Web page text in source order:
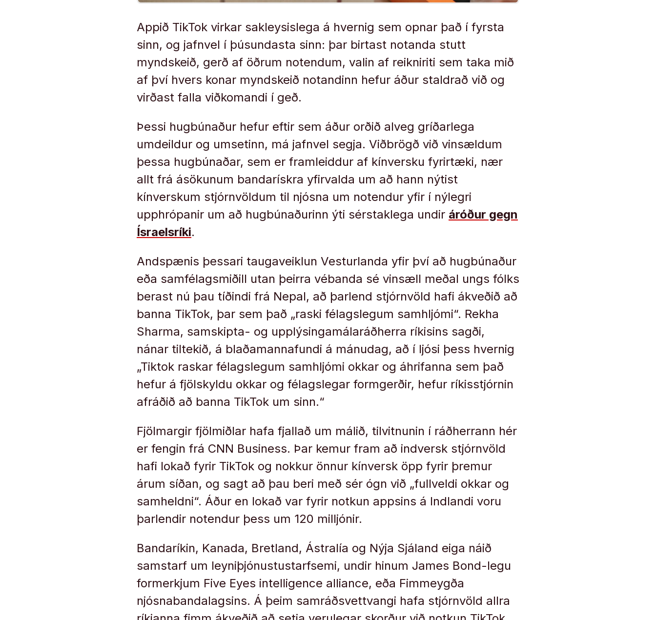
Appið TikTok virkar sakleysislega á hvernig sem opnar það í fyrsta
sinn, og jafnvel í þúsundasta sinn: þar birtast notanda stutt
myndskeið, gerð af öðrum notendum, valin af reikniriti sem taka mið
af því hvers konar myndskeið notandinn hefur áður staldrað við og
virðast falla viðkomandi í geð.
Þessi hugbúnaður hefur eftir sem áður orðið alveg gríðarlega
umdeildur og umsetinn, má jafnvel segja. Viðbrögð við vinsældum
þessa hugbúnaðar, sem er framleiddur af kínversku fyrirtæki, nær
allt frá ásökunum bandarískra yfirvalda um að hann nýtist
kínverskum stjórnvöldum til njósna um notendur yfir í nýlegri
upphrópanir um að hugbúnaðurinn ýti sérstaklega undir áróður gegn
Ísraelsríki.
Andspænis þessari taugaveiklun Vesturlanda yfir því að hugbúnaður
eða samfélagsmiðill utan þeirra vébanda sé vinsæll meðal ungs fólks
berast nú þau tíðindi frá Nepal, að þarlend stjórnvöld hafi ákveðið að
banna TikTok, þar sem það „raski félagslegum samhljómi“. Rekha
Sharma, samskipta- og upplýsingamálaráðherra ríkisins sagði,
nánar tiltekið, á blaðamannafundi á mánudag, að í ljósi þess hvernig
„Tiktok raskar félagslegum samhljómi okkar og áhrifanna sem það
hefur á fjölskyldu okkar og félagslegar formgerðir, hefur ríkisstjórnin
afráðið að banna TikTok um sinn.“
Fjölmargir fjölmiðlar hafa fjallað um málið, tilvitnunin í ráðherrann hér
er fengin frá CNN Business. Þar kemur fram að indversk stjórnvöld
hafi lokað fyrir TikTok og nokkur önnur kínversk öpp fyrir þremur
árum síðan, og sagt að þau beri með sér ógn við „fullveldi okkar og
samheldni“. Áður en lokað var fyrir notkun appsins á Indlandi voru
þarlendir notendur þess um 120 milljónir.
Bandaríkin, Kanada, Bretland, Ástralía og Nýja Sjáland eiga náið
samstarf um leyniþjónustustarfsemi, undir hinum James Bond-legu
formerkjum Five Eyes intelligence alliance, eða Fimmeygða
njósnabandalagsins. Á þeim samráðsvettvangi hafa stjórnvöld allra